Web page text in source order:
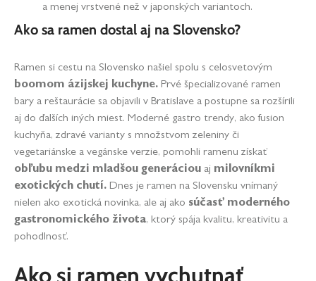
a menej vrstvené než v japonských variantoch.
Ako sa ramen dostal aj na Slovensko?
Ramen si cestu na Slovensko našiel spolu s celosvetovým
boomom ázijskej kuchyne. Prvé špecializované ramen
bary a reštaurácie sa objavili v Bratislave a postupne sa rozšírili
aj do ďalších iných miest. Moderné gastro trendy, ako fusion
kuchyňa, zdravé varianty s množstvom zeleniny či
vegetariánske a vegánske verzie, pomohli ramenu získať
obľubu medzi mladšou generáciou aj milovníkmi
exotických chutí. Dnes je ramen na Slovensku vnímaný
nielen ako exotická novinka, ale aj ako súčasť moderného
gastronomického života, ktorý spája kvalitu, kreativitu a
pohodlnosť.
Ako si ramen vychutnať